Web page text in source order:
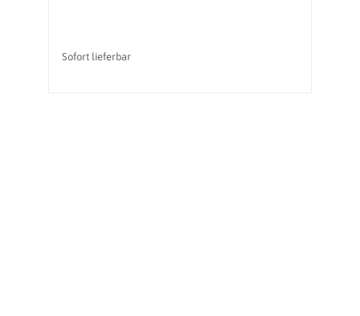
Sofort lieferbar